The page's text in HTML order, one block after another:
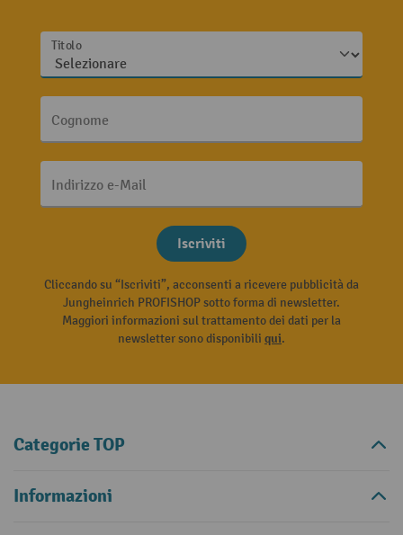
Titolo
Cognome
Indirizzo e-Mail
Iscriviti
Cliccando su “Iscriviti”, acconsenti a ricevere pubblicità da
Jungheinrich PROFISHOP sotto forma di newsletter.
Maggiori informazioni sul trattamento dei dati per la
newsletter sono disponibili qui.
Categorie TOP
Informazioni